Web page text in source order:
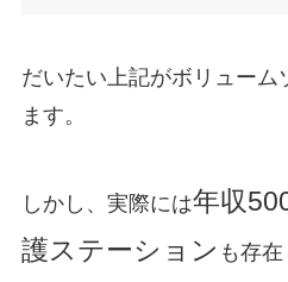
だいたい上記がボリューム
ます。
しかし、実際には年収
護ステーション も存在